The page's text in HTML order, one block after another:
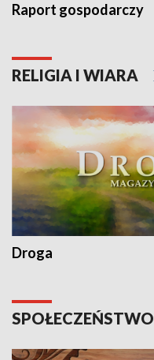
Raport gospodarczy
RELIGIA I WIARA
Droga
SPOŁECZEŃSTWO